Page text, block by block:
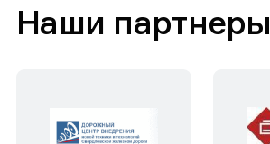
Наши партнеры